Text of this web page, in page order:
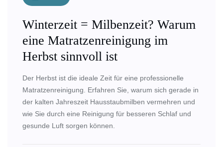
Winterzeit = Milbenzeit? Warum
eine Matratzenreinigung im
Herbst sinnvoll ist
Der Herbst ist die ideale Zeit für eine professionelle
Matratzenreinigung. Erfahren Sie, warum sich gerade in
der kalten Jahreszeit Hausstaubmilben vermehren und
wie Sie durch eine Reinigung für besseren Schlaf und
gesunde Luft sorgen können.